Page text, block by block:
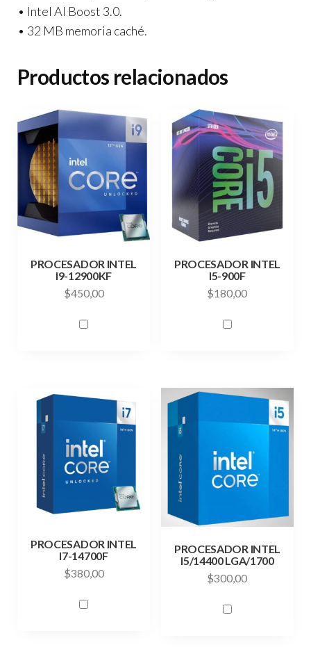
• Intel AI Boost 3.0.
• 32 MB memoria caché.
Productos relacionados
PROCESADOR INTEL
I9-12900KF
$450,00
PROCESADOR INTEL
I5-900F
$180,00
PROCESADOR INTEL
I7-14700F
$380,00
PROCESADOR INTEL
I5/14400 LGA/1700
$300,00